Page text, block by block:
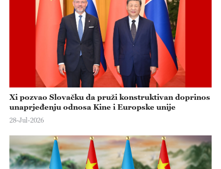
Xi pozvao Slovačku da pruži konstruktivan doprinos
unaprjeđenju odnosa Kine i Europske unije
28-Jul-2026